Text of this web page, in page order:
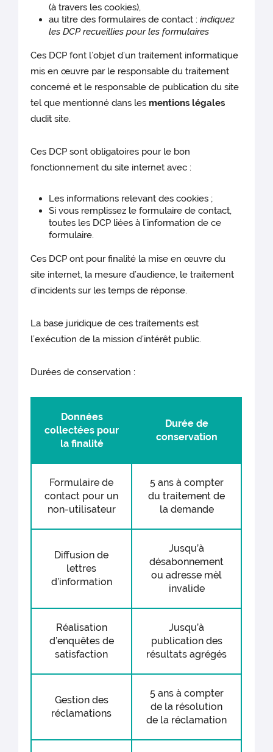
(à travers les cookies),
au titre des formulaires de contact :indiquez
les DCP recueillies pour les formulaires
Ces DCP font l’objet d’un traitement informatique
mis en œuvre par le responsable du traitement
concerné et le responsable de publication du site
tel que mentionné dans les mentions légales
dudit site.
Ces DCP sont obligatoires pour le bon
fonctionnement du site internet avec :
Les informations relevant des cookies ;
Si vous remplissez le formulaire de contact,
toutes les DCP liées à l’information de ce
formulaire.
Ces DCP ont pour finalité la mise en œuvre du
site internet, la mesure d’audience, le traitement
d’incidents sur les temps de réponse.
La base juridique de ces traitements est
l’exécution de la mission d’intérêt public.
Durées de conservation :
Données
collectées pour
la finalité
Durée de
conservation
Formulaire de
contact pour un
non-utilisateur
5 ans à compter
du traitement de
la demande
Diffusion de
lettres
d’information
Jusqu’à
désabonnement
ou adresse mèl
invalide
Réalisation
d’enquêtes de
satisfaction
Jusqu’à
publication des
résultats agrégés
Gestion des
réclamations
5 ans à compter
de la résolution
de la réclamation